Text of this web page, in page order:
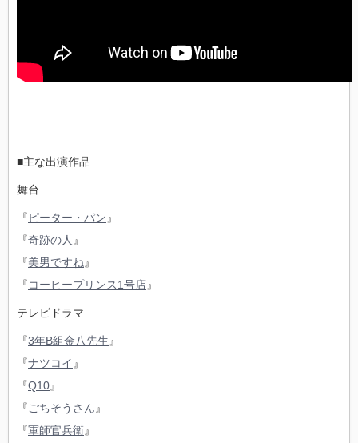
■主な出演作品
舞台
『ピーター・パン 』
『奇跡の人 』
『美男ですね 』
『コーヒープリンス1号店』
テレビドラマ
『3年B組金八先生 』
『ナツコイ 』
『Q10』
『ごちそうさん 』
『軍師官兵衛』